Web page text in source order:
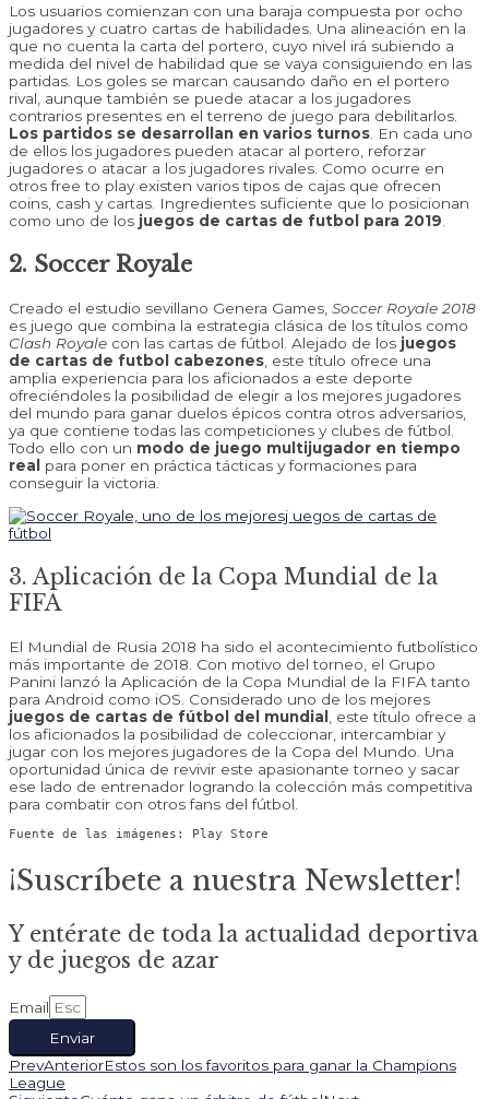
Los usuarios comienzan con una baraja compuesta por ocho
jugadores y cuatro cartas de habilidades. Una alineación en la
que no cuenta la carta del portero, cuyo nivel irá subiendo a
medida del nivel de habilidad que se vaya consiguiendo en las
partidas. Los goles se marcan causando daño en el portero
rival, aunque también se puede atacar a los jugadores
contrarios presentes en el terreno de juego para debilitarlos.
Los partidos se desarrollan en varios turnos . En cada uno
de ellos los jugadores pueden atacar al portero, reforzar
jugadores o atacar a los jugadores rivales. Como ocurre en
otros free to play existen varios tipos de cajas que ofrecen
coins, cash y cartas. Ingredientes suficiente que lo posicionan
como uno de los juegos de cartas de futbol para 2019
2. Soccer Royale
Creado el estudio sevillano Genera Games, Soccer Royale 2018
es juego que combina la estrategia clásica de los títulos como
Clash Royale con las cartas de fútbol. Alejado de los juegos
de cartas de futbol cabezones , este título ofrece una
amplia experiencia para los aficionados a este deporte
ofreciéndoles la posibilidad de elegir a los mejores jugadores
del mundo para ganar duelos épicos contra otros adversarios,
ya que contiene todas las competiciones y clubes de fútbol.
Todo ello con un modo de juego multijugador en tiempo
real
para poner en práctica tácticas y formaciones para
conseguir la victoria.
3. Aplicación de la Copa Mundial de la
FIFA
El Mundial de Rusia 2018 ha sido el acontecimiento futbolístico
más importante de 2018. Con motivo del torneo, el Grupo
Panini lanzó la Aplicación de la Copa Mundial de la FIFA tanto
para Android como iOS. Considerado uno de los mejores
juegos de cartas de fútbol del mundial , este título ofrece a
los aficionados la posibilidad de coleccionar, intercambiar y
jugar con los mejores jugadores de la Copa del Mundo. Una
oportunidad única de revivir este apasionante torneo y sacar
ese lado de entrenador logrando la colección más competitiva
para combatir con otros fans del fútbol.
Fuente de las imágenes: Play Store
¡Suscríbete a nuestra Newsletter!
Y entérate de toda la actualidad deportiva
y de juegos de azar
Email
Enviar
PrevAnteriorEstos son los favoritos para ganar la Champions
League